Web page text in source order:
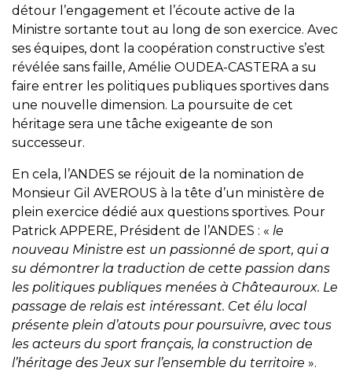
détour l’engagement et l’écoute active de la
Ministre sortante tout au long de son exercice. Avec
ses équipes, dont la coopération constructive s’est
révélée sans faille, Amélie OUDEA-CASTERA a su
faire entrer les politiques publiques sportives dans
une nouvelle dimension. La poursuite de cet
héritage sera une tâche exigeante de son
successeur.
En cela, l’ANDES se réjouit de la nomination de
Monsieur Gil AVEROUS à la tête d’un ministère de
plein exercice dédié aux questions sportives. Pour
Patrick APPERE, Président de l’ANDES : « le
nouveau Ministre est un passionné de sport, qui a
su démontrer la traduction de cette passion dans
les politiques publiques menées à Châteauroux. Le
passage de relais est intéressant. Cet élu local
présente plein d’atouts pour poursuivre, avec tous
les acteurs du sport français, la construction de
l’héritage des Jeux sur l’ensemble du territoire ».